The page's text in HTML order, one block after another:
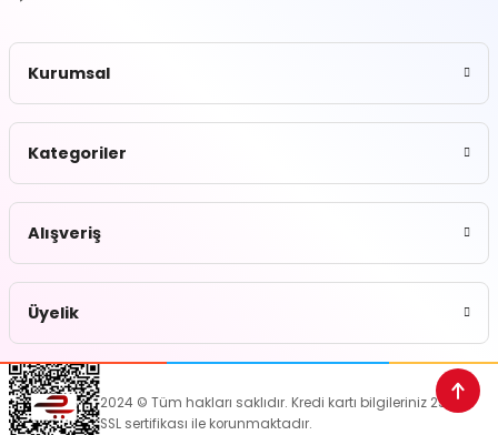
Kurumsal
Kategoriler
Alışveriş
Üyelik
2024 © Tüm hakları saklıdır. Kredi kartı bilgileriniz 256bit
SSL sertifikası ile korunmaktadır.